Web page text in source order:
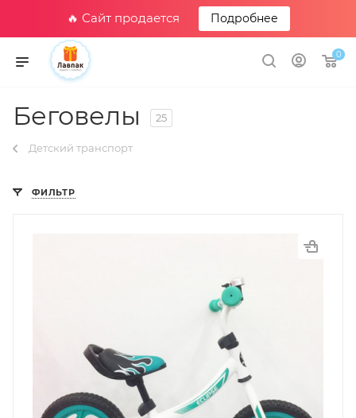
🔥 Сайт продается Подробнее
0
Беговелы 25
Детский транспорт
ФИЛЬТР